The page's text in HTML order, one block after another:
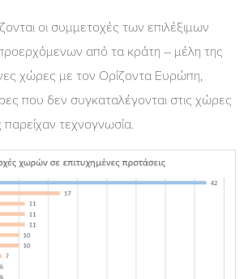
οι συμμετοχές των επιλέξιμων
από τα κράτη – μέλη της
χώρες με τον Ορίζοντα Ευρώπη,
που δεν συγκαταλέγονται στις χώρες
παρείχαν τεχνογνωσία.